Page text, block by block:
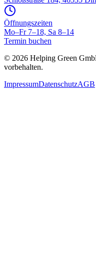
Öffnungszeiten
Mo–Fr 7–18, Sa 8–14
Termin buchen
© 2026 Helping Green
vorbehalten.
ImpressumDatenschutzAGB